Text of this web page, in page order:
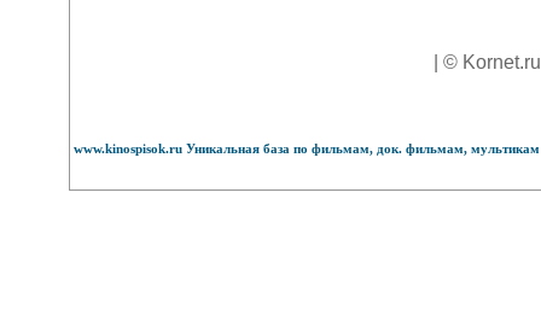
| ©
www.kinospisok.ru Уникальная база по фильмам, док. фильмам,